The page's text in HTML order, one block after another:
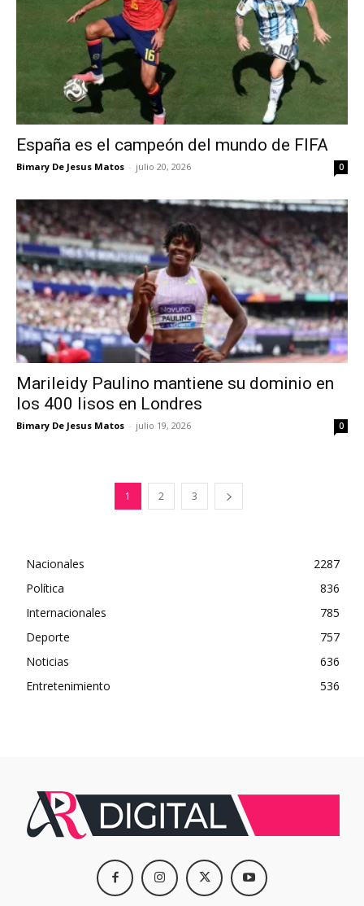
España es el campeón del mundo de FIFA
Bimary De Jesus Matos - julio 20, 2026 0
Marileidy Paulino mantiene su dominio en
los 400 lisos en Londres
Bimary De Jesus Matos - julio 19, 2026 0
1 2 3
Nacionales
2287
Política
836
Internacionales
785
Deporte
757
Noticias
636
Entretenimiento
536